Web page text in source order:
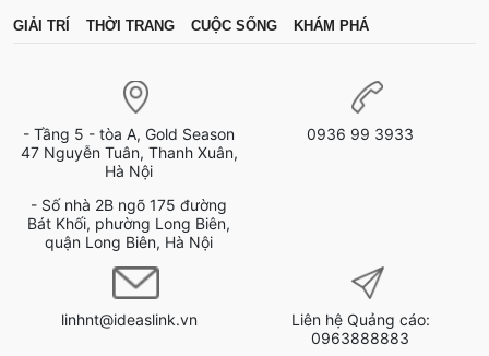
GIẢI TRÍ THỜI TRANG CUỘC SỐNG KHÁM PHÁ
- Tầng 5 - tòa A, Gold Season
47 Nguyễn Tuân, Thanh Xuân,
Hà Nội
- Số nhà 2B ngõ 175 đường
Bát Khối, phường Long Biên,
quận Long Biên, Hà Nội
0936 99 3933
linhnt@ideaslink.vn
Liên hệ Quảng cáo:
0963888883